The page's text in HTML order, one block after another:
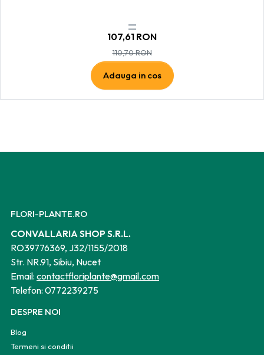
107,61 RON
110,70RON
Adauga in cos
FLORI-PLANTE.RO
CONVALLARIA SHOP S.R.L.
RO39776369, J32/1155/2018
Str. NR.91, Sibiu, Nucet
Email: contactfloriplante@gmail.com
Telefon: 0772239275
DESPRE NOI
Blog
Termeni si conditii